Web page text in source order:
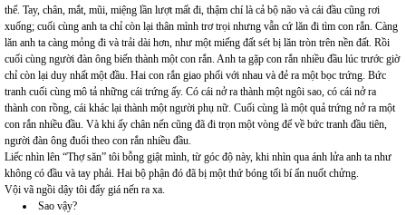
thể. Tay, chân, mắt, mũi, miệng lần lượt mất đi, thậm chí là cả bộ não và cái đầu cũng rơi
xuống; cuối cùng anh ta chỉ còn lại thân mình trơ trọi nhưng vẫn cứ lăn đi tìm con rắn. Càng
lăn anh ta càng mỏng đi và trải dài hơn, như một miếng đất sét bị lăn tròn trên nền đất. Rồi
cuối cùng người đàn ông biến thành một con rắn. Anh ta gặp con rắn nhiều đầu lúc trước giờ
chỉ còn lại duy nhất một đầu. Hai con rắn giao phối với nhau và đẻ ra một bọc trứng. Bức
tranh cuối cùng mô tả những cái trứng ấy. Có cái nở ra thành một ngôi sao, có cái nở ra
thành con rồng, cái khác lại thành một người phụ nữ. Cuối cùng là một quả trứng nở ra một
con rắn nhiều đầu. Và khi ấy chân nến cũng đã đi trọn một vòng để về bức tranh đầu tiên,
người đàn ông đuổi theo con rắn nhiều đầu.
Liếc nhìn lên “Thợ săn” tôi bỗng giật mình, từ góc độ này, khi nhìn qua ánh lửa anh ta như
không có đầu và tay phải. Hai bộ phận đó đã bị một thứ bóng tối bí ẩn nuốt chửng.
Vội vã ngồi dậy tôi đẩy giá nến ra xa.
Sao vậy?